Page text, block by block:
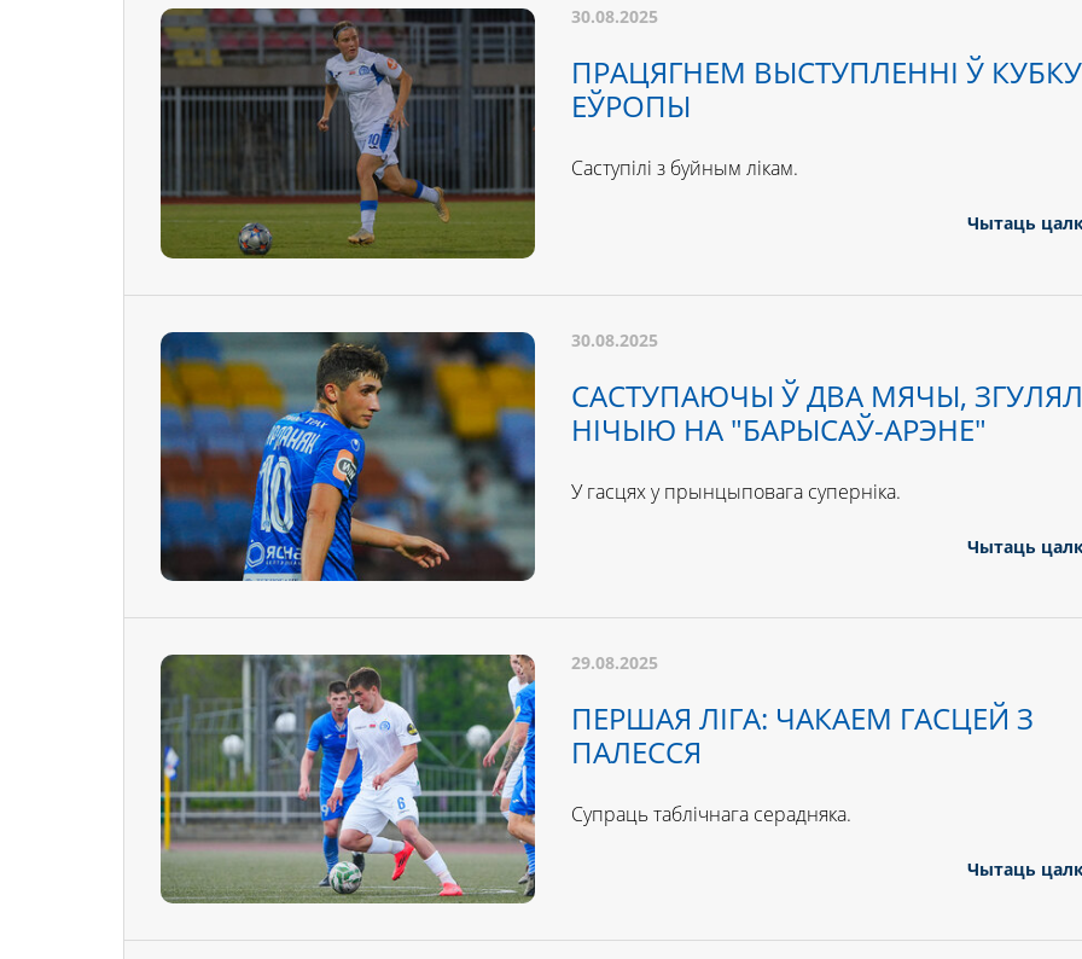
30.08.2025
ПРАЦЯГНЕМ ВЫСТУПЛЕННІ Ў КУБКУ
ЕЎРОПЫ
Саступілі з буйным лікам.
Чытаць
30.08.2025
САСТУПАЮЧЫ Ў ДВА МЯЧЫ,
НІЧЫЮ НА "БАРЫСАЎ-АРЭНЕ"
У гасцях у прынцыповага суперніка.
Чытаць
29.08.2025
ПЕРШАЯ ЛІГА: ЧАКАЕМ ГАСЦЕЙ З
ПАЛЕССЯ
Супраць таблічнага серадняка.
Чытаць